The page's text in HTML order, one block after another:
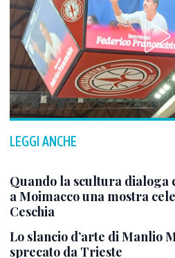
LEGGI ANCHE
Quando la scultura dialoga
a Moimacco una mostra
Ceschia
Lo slancio d’arte di Manlio
sprecato da Trieste